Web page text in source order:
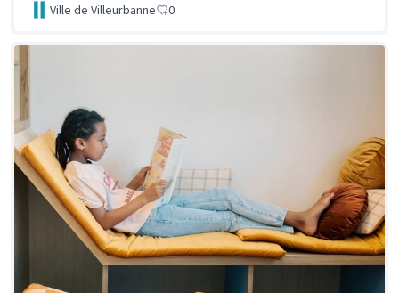
Ville de Villeurbanne 0